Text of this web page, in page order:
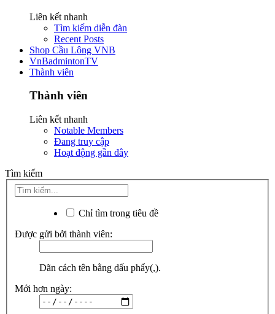
Liên kết nhanh
Tìm kiếm diễn đàn
Recent Posts
Shop Cầu Lông VNB
VnBadmintonTV
Thành viên
Thành viên
Liên kết nhanh
Notable Members
Đang truy cập
Hoạt động gần đây
Tìm kiếm
Chỉ tìm trong tiêu đề
Được gửi bởi thành viên:
Dãn cách tên bằng dấu phẩy(,).
Mới hơn ngày: